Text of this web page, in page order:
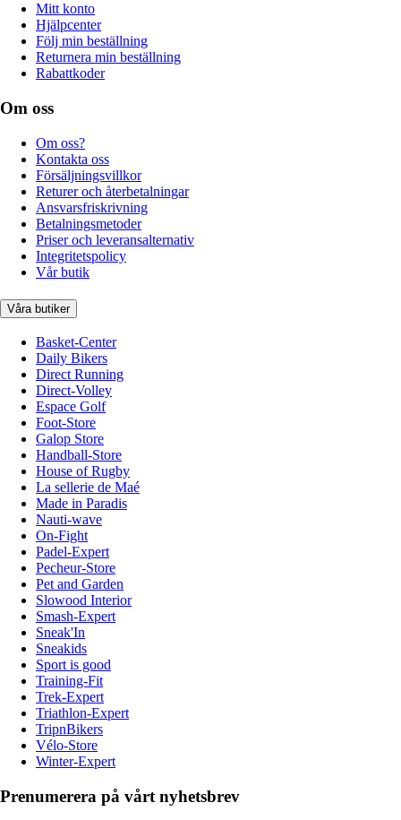
Mitt konto
Hjälpcenter
Följ min beställning
Returnera min beställning
Rabattkoder
Om oss
Om oss?
Kontakta oss
Försäljningsvillkor
Returer och återbetalningar
Ansvarsfriskrivning
Betalningsmetoder
Priser och leveransalternativ
Integritetspolicy
Vår butik
Våra butiker
Basket-Center
Daily Bikers
Direct Running
Direct-Volley
Espace Golf
Foot-Store
Galop Store
Handball-Store
House of Rugby
La sellerie de Maé
Made in Paradis
Nauti-wave
On-Fight
Padel-Expert
Pecheur-Store
Pet and Garden
Slowood Interior
Smash-Expert
Sneak'In
Sneakids
Sport is good
Training-Fit
Trek-Expert
Triathlon-Expert
TripnBikers
Vélo-Store
Winter-Expert
Prenumerera på vårt nyhetsbrev